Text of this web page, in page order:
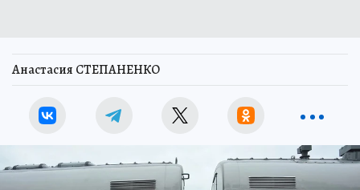
Анастасия СТЕПАНЕНКО